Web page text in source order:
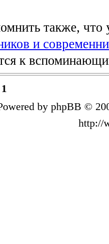
также, что
и
к
1
by phpBB ©
http://